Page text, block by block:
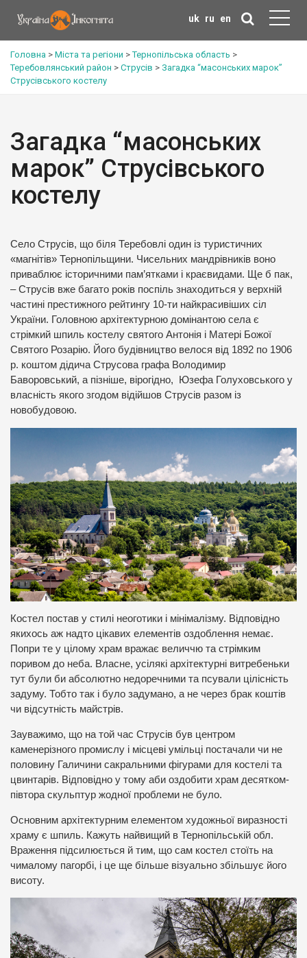
uk ru en
Головна > Міста та регіони >Тернопільська область >
Теребовлянський район > Струсів > Загадка “масонських марок”
Струсівського костелу
Загадка “масонських
марок” Струсівського
костелу
Село Струсів, що біля Теребовлі один із туристичних
«магнітів» Тернопільщини. Чисельних мандрівників воно
приваблює історичними пам’ятками і краєвидами. Ще б пак,
– Струсів вже багато років поспіль знаходиться у верхній
частині престижного рейтингу 10-ти найкрасивіших сіл
України. Головною архітектурною домінантою села є
стрімкий шпиль костелу святого Антонія і Матері Божої
Святого Розарію. Його будівництво велося від 1892 по 1906
р. коштом дідича Струсова графа Володимир
Баворовський, а пізніше, вірогідно, Юзефа Голуховського у
власність якого згодом відійшов Струсів разом із
новобудовою.
Костел постав у стилі неоготики і мінімалізму. Відповідно
якихось аж надто цікавих елементів оздоблення немає.
Попри те у цілому храм вражає величчю та стрімким
поривом до неба. Власне, усілякі архітектурні витребеньки
тут були би абсолютно недоречними та псували цілісність
задуму. Тобто так і було задумано, а не через брак коштів
чи відсутність майстрів.
Зауважимо, що на той час Струсів був центром
каменерізного промислу і місцеві умільці постачали чи не
половину Галичини сакральними фігурами для костелі та
цвинтарів. Відповідно у тому аби оздобити храм десятком-
півтора скульптур жодної проблеми не було.
Основним архітектурним елементом художньої виразності
храму є шпиль. Кажуть найвищий в Тернопільській обл.
Враження підсилюється й тим, що сам костел стоїть на
чималому пагорбі, і це ще більше візуально збільшує його
висоту.